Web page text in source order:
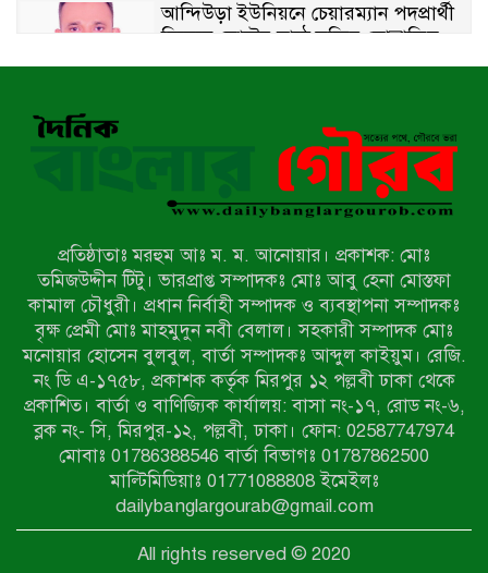
আন্দিউড়া ইউনিয়নে চেয়ারম্যান পদপ্রার্থী
হিসেবে ভোটের মাঠে সক্রিয় মোত্তাকিম
চৌধুরী
নওগাঁয় সন্ত্রাসী হামলায় বিএনপি নেতা
গুরুতর জখম
টেকনাফের পাহাড়ে র‍্যাবের অভিযান:
অপহৃত ৩ রোহিঙ্গা উদ্ধার, গ্রেপ্তার ১
পোরশায় গণঅভ্যুত্থান দিবসে শহিদ ও
জুলাই যোদ্ধাদের সংবর্ধনা
৩৬ জুলাই মহামুক্তি দিবস: শ্রমজীবী
মানুষের অধিকার রক্ষায় সিরাজগঞ্জে শ্রমিক
অধিকার পরিষদের জোরালো অবস্থান
বাকেরগঞ্জে ইমাম, মোয়াজ্জিন ও
খাদেমদের সাথে এমপি আবুল হোসেনের
প্রতিষ্ঠাতাঃ মরহুম আঃ ম. ম. আনোয়ার। প্রকাশক: মোঃ
তমিজউদ্দীন টিটু। ভারপ্রাপ্ত সম্পাদকঃ মোঃ আবু হেনা মোস্তফা
কামাল চৌধুরী। প্রধান নির্বাহী সম্পাদক ও ব্যবস্থাপনা সম্পাদকঃ
বৃক্ষ প্রেমী মোঃ মাহমুদুন নবী বেলাল। সহকারী সম্পাদক মোঃ
মনোয়ার হোসেন বুলবুল, বার্তা সম্পাদকঃ আব্দুল কাইয়ুম। রেজি.
নং ডি এ-১৭৫৮, প্রকাশক কর্তৃক মিরপুর ১২ পল্লবী ঢাকা থেকে
প্রকাশিত। বার্তা ও বাণিজ্যিক কার্যালয়: বাসা নং-১৭, রোড নং-৬,
ব্লক নং- সি, মিরপুর-১২, পল্লবী, ঢাকা। ফোন: 02587747974
মোবাঃ 01786388546 বার্তা বিভাগঃ 01787862500
মাল্টিমিডিয়াঃ 01771088808 ইমেইলঃ
dailybanglargourab@gmail.com
All rights reserved © 2020